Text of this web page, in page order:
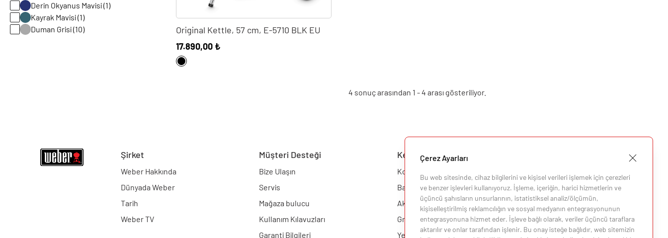
Derin Okyanus Mavisi (1)
Kayrak Mavisi (1)
Duman Grisi (10)
Original Kettle, 57 cm, E-5710 BLK EU
17.890,00 ₺
4 sonuç arasından 1 -4 arası gösteriliyor.
Şirket
Weber Hakkında
Dünyada Weber
Tarih
Weber TV
Müşteri Desteği
Bize Ulaşın
Servis
Mağaza bulucu
Kullanım Kılavuzları
Garanti Bilgileri
Keşfedin
Konfigüratör
Barbekü
Aksesuarlar
Grill Akademisi
Yemek Tarifleri
Çerez Ayarları
Bu web sitesinde, cihaz bilgilerini ve kişisel verileri işlemek için çerezleri
ve benzer işlevleri kullanıyoruz. İşleme, içeriğin, harici hizmetlerin ve
üçüncü şahısların unsurlarının, istatistiksel analiz/ölçümün,
kişiselleştirilmiş reklamcılığın ve sosyal medyanın entegrasyonunun
entegrasyonuna hizmet eder. İşleve bağlı olarak, veriler üçüncü taraflara
aktarılır ve onlar tarafından işlenir. Bu onay isteğe bağlıdır, web sitemizin